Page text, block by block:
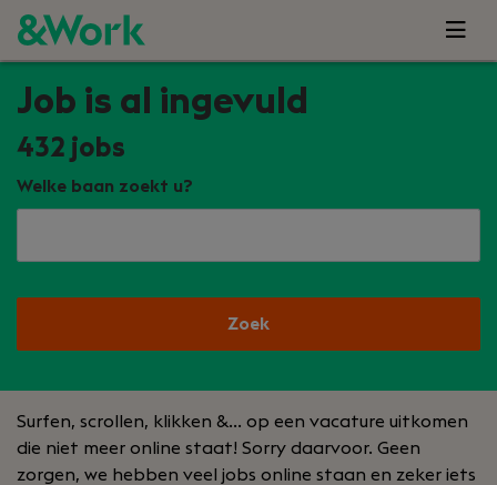
Job is al ingevuld
432 jobs
Welke baan zoekt u?
Zoek
Surfen, scrollen, klikken &… op een vacature uitkomen
die niet meer online staat! Sorry daarvoor. Geen
zorgen, we hebben veel jobs online staan en zeker iets